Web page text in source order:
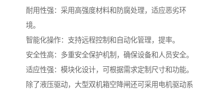
耐用性强：采用高强度材料和防腐处理，适应恶劣环
境。
智能化操作：支持远程控制和自动化管理，提率。
安全性高：多重安全保护机制，确保设备和人员安全。
适应性强：模块化设计，可根据需求定制尺寸和功能。
除了液压驱动，大型双机箱空降闸还可采用电机驱动系